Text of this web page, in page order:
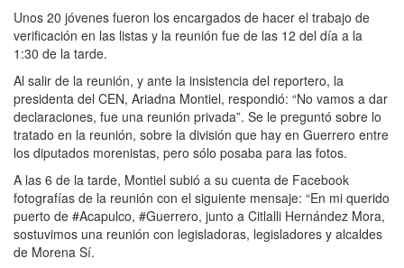
Unos 20 jóvenes fueron los encargados de hacer el trabajo de
verificación en las listas y la reunión fue de las 12 del día a la
1:30 de la tarde.
Al salir de la reunión, y ante la insistencia del reportero, la
presidenta del CEN, Ariadna Montiel, respondió: “No vamos a dar
declaraciones, fue una reunión privada”. Se le preguntó sobre lo
tratado en la reunión, sobre la división que hay en Guerrero entre
los diputados morenistas, pero sólo posaba para las fotos.
A las 6 de la tarde, Montiel subió a su cuenta de Facebook
fotografías de la reunión con el siguiente mensaje: “En mi querido
puerto de #Acapulco, #Guerrero, junto a Citlalli Hernández Mora,
sostuvimos una reunión con legisladoras, legisladores y alcaldes
de Morena Sí.